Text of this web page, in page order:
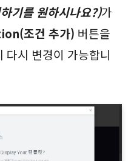
기를 원하시나요?)가
조건 추가) 버튼을
다시 변경이 가능합니